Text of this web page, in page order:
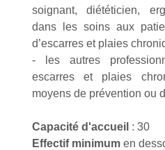
soignant, diététicien,
dans les soins aux
d’escarres et plaies
- les autres
escarres et plaies
moyens de prévention ou
Capacité d'accueil : 30
Effectif minimum en